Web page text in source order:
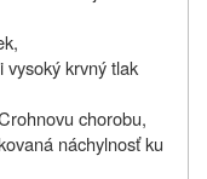
vysoký krvný tlak
chorobu,
náchylnosť ku